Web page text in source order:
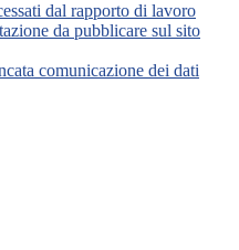
dal rapporto di lavoro
da pubblicare sul sito
comunicazione dei dati